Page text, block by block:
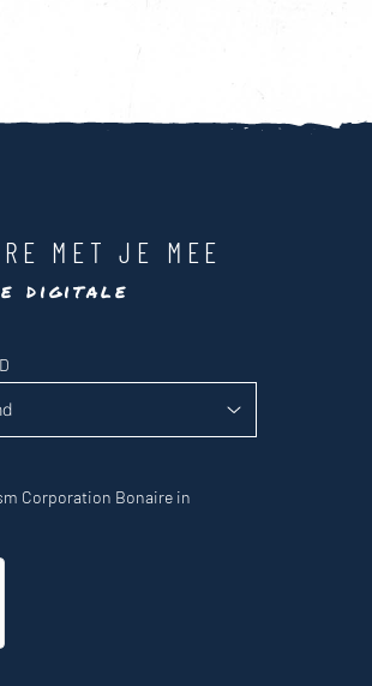
MET JE MEE
digitale
Corporation Bonaire in